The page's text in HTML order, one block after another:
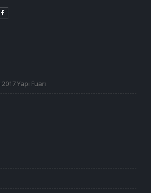
Yapı Fuarı